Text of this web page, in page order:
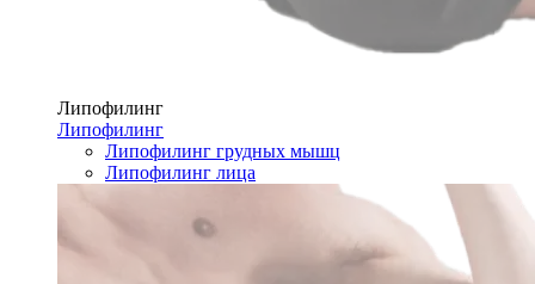
Липофилинг
Липофилинг
Липофилинг грудных мышц
Липофилинг лица